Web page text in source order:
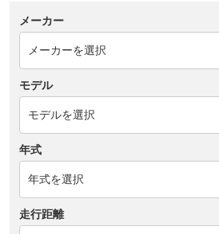
メーカー
モデル
年式
走行距離